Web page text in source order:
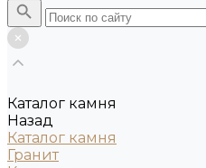
Каталог камня
Назад
Каталог камня
Гранит